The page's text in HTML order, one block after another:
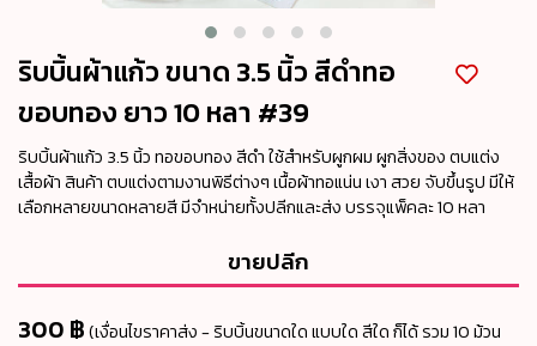
ริบบิ้นผ้าแก้ว ขนาด 3.5 นิ้ว สีดำทอ
ขอบทอง ยาว 10 หลา #39
ริบบิ้นผ้าแก้ว 3.5 นิ้ว ทอขอบทอง สีดำ ใช้สำหรับผูกผม ผูกสิ่งของ ตบแต่ง
เสื้อผ้า สินค้า ตบแต่งตามงานพิธีต่างๆ เนื้อผ้าทอแน่น เงา สวย จับขึ้นรูป มีให้
เลือกหลายขนาดหลายสี มีจำหน่ายทั้งปลีกและส่ง บรรจุแพ็คละ 10 หลา
ขายปลีก
300 ฿(เงื่อนไขราคาส่ง - ริบบิ้นขนาดใด แบบใด สีใด ก็ได้ รวม 10 ม้วน